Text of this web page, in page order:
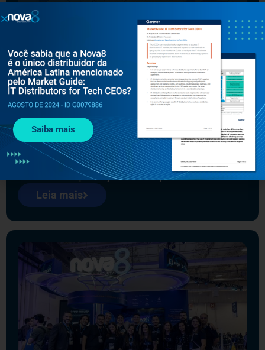
OUTUBRO 27, 2025SOLUÇÕES CLOUD-NATIVE
Coro entra na lista MES Midmarket 100
2025
A Coro foi incluída na prestigiada lista MES Midmarket
100 2025, reforçando seu foco em organizações de
porte médio e sua capacidade de entregar segurança
empresarial de forma acessível. Descubra como esse
reconhecimento eleva o posicionamento da Coro e
como a Nova8 pode ajudar sua empresa.
Leia mais
Saiba mais